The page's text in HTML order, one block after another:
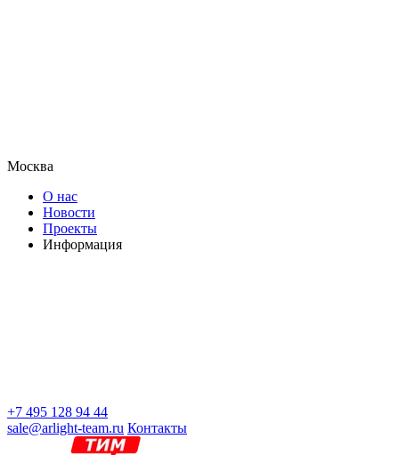
Москва
О нас
Новости
Проекты
Информация
+7 495 128 94 44
sale@arlight-team.ru Контакты